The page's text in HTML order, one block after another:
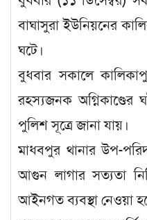
বাঘাসুরা ইউনিয়নের
ঘটে।
বুধবার সকালে
রহস্যজনক অগ্নিকাণ্ডের
পুলিশ সূত্রে জানা যায়।
মাধবপুর থানার উপ-
আগুন লাগার সত্যতা
আইনগত ব্যবস্থা নেওয়া